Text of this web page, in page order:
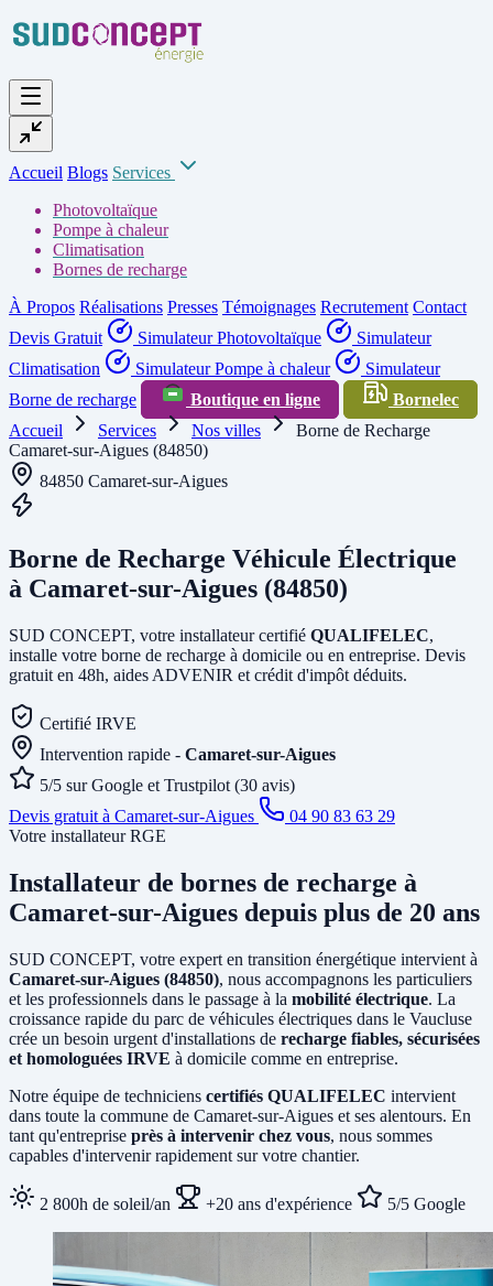
Accueil Blogs Services
Photovoltaïque
Pompe à chaleur
Climatisation
Bornes de recharge
À Propos Réalisations Presses Témoignages Recrutement Contact
Devis Gratuit
Simulateur Photovoltaïque
Simulateur
Climatisation
Simulateur Pompe à chaleur
Simulateur
Borne de recharge
Boutique en ligne
Bornelec
Accueil
Services Nos villes
Borne de Recharge
Camaret-sur-Aigues (84850)
84850 Camaret-sur-Aigues
Borne de Recharge Véhicule Électrique
à Camaret-sur-Aigues (84850)
SUD CONCEPT, votre installateur certifié QUALIFELEC,
installe votre borne de recharge à domicile ou en entreprise. Devis
gratuit en 48h, aides ADVENIR et crédit d'impôt déduits.
Certifié IRVE
Intervention rapide - Camaret-sur-Aigues
5/5 sur Google et Trustpilot (30 avis)
Devis gratuit à Camaret-sur-Aigues
04 90 83 63 29
Votre installateur RGE
Installateur de bornes de recharge à
Camaret-sur-Aigues depuis plus de 20 ans
SUD CONCEPT, votre expert en transition énergétique intervient à
Camaret-sur-Aigues (84850), nous accompagnons les particuliers
et les professionnels dans le passage à la mobilité électrique. La
croissance rapide du parc de véhicules électriques dans le Vaucluse
crée un besoin urgent d'installations de recharge fiables, sécurisées
et homologuées IRVE à domicile comme en entreprise.
Notre équipe de techniciens certifiés QUALIFELEC intervient
dans toute la commune de Camaret-sur-Aigues et ses alentours. En
tant qu'entreprise près à intervenir chez vous, nous sommes
capables d'intervenir rapidement sur votre chantier.
2 800h de soleil/an +20 ans d'expérience 5/5 Google